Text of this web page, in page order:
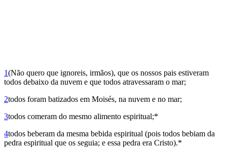
1(Não quero que ignoreis, irmãos), que os nossos pais estiveram
todos debaixo da nuvem e que todos atravessaram o mar;
2todos foram batizados em Moisés, na nuvem e no mar;
3todos comeram do mesmo alimento espiritual;*
4todos beberam da mesma bebida espiritual (pois todos bebiam da
pedra espiritual que os seguia; e essa pedra era Cristo).*